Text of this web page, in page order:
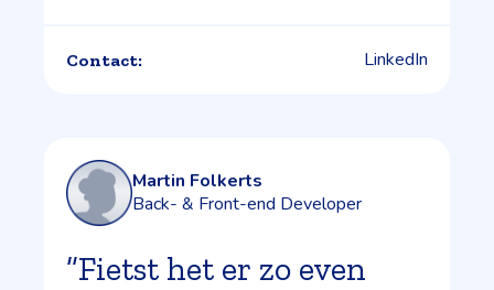
Contact: LinkedIn
Martin Folkerts
Back- & Front-end Developer
”Fietst het er zo even